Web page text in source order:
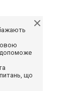
допоможе
що